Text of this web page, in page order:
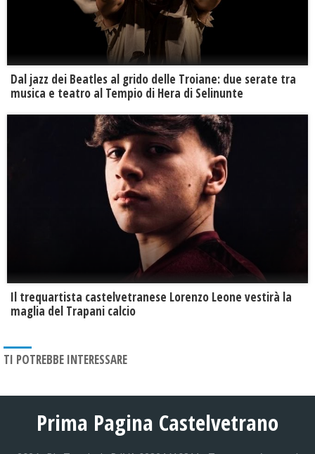
Dal jazz dei Beatles al grido delle Troiane: due serate tra
musica e teatro al Tempio di Hera di Selinunte
Il trequartista castelvetranese Lorenzo Leone vestirà la
maglia del Trapani calcio
TI POTREBBE INTERESSARE
Prima Pagina Castelvetrano